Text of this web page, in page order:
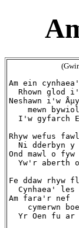
Am ein
Rhown glod
Neshawn i'w
mewn
I'w gyfarch
Rhyw wefus
Ni dderbyn y
Ond mawl o
Yw'r aberth
Fe ddaw rhyw
Cynhaea' les
Am fara'r nef
cymerwn
Yr Oen fu ar